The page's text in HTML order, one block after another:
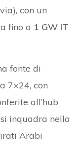
con un
fino a 1 GW IT
fonte di
7×24, con
all’hub
inquadra nella
Arabi